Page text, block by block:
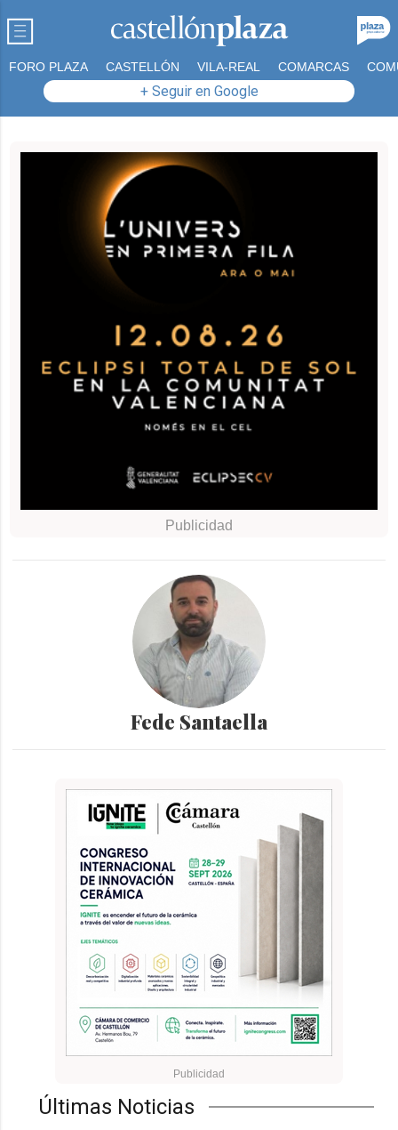
FORO PLAZA CASTELLÓN VILA-REAL COMARCAS
+ Seguir en Google
Fede Santaella
Últimas Noticias